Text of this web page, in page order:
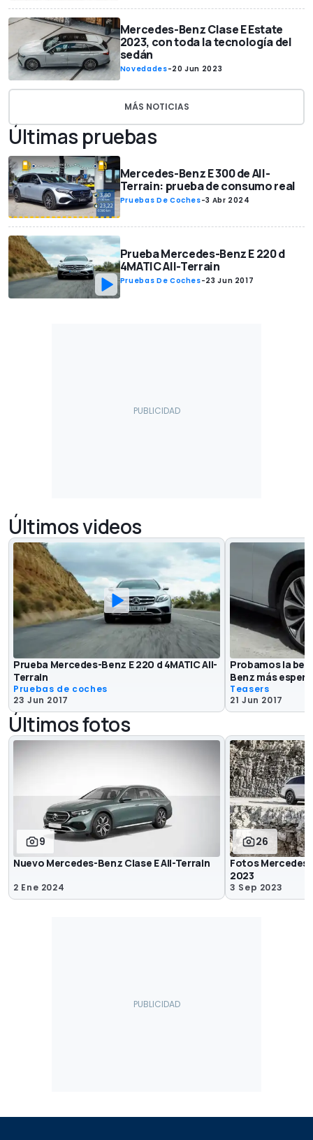
Mercedes-Benz Clase E Estate
2023, con toda la tecnología del
sedán
Novedades-20 Jun 2023
MÁS NOTICIAS
Últimas pruebas
Mercedes-Benz E 300 de All-
Terrain: prueba de consumo real
Pruebas De Coches-3 Abr 2024
Prueba Mercedes-Benz E 220 d
4MATIC All-Terrain
Pruebas De Coches-23 Jun 2017
Últimos videos
Prueba Mercedes-Benz E 220 d 4MATIC All-
Terrain
Pruebas de coches
23 Jun 2017
Probamos la
Benz más
Teasers
21 Jun 2017
Últimos fotos
9
Nuevo Mercedes-Benz Clase E All-Terrain
2 Ene 2024
26
Fotos
2023
3 Sep 2023